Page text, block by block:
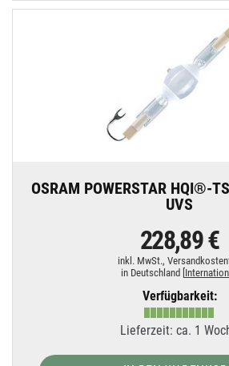
OSRAM POWERSTAR HQI®-
UVS
228,89 €
inkl. MwSt.,
in Deutschland [
Verfügbarkeit:
Lieferzeit: ca. 1